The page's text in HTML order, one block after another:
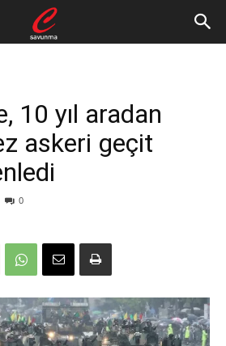
10 yıl aradan
askeri geçit
0